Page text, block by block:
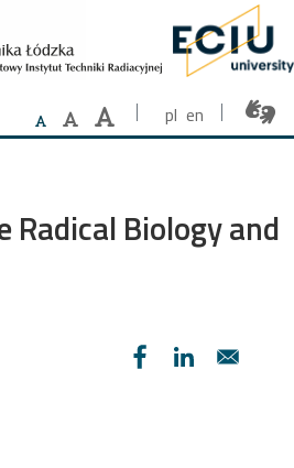
pl en
Radical Biology and